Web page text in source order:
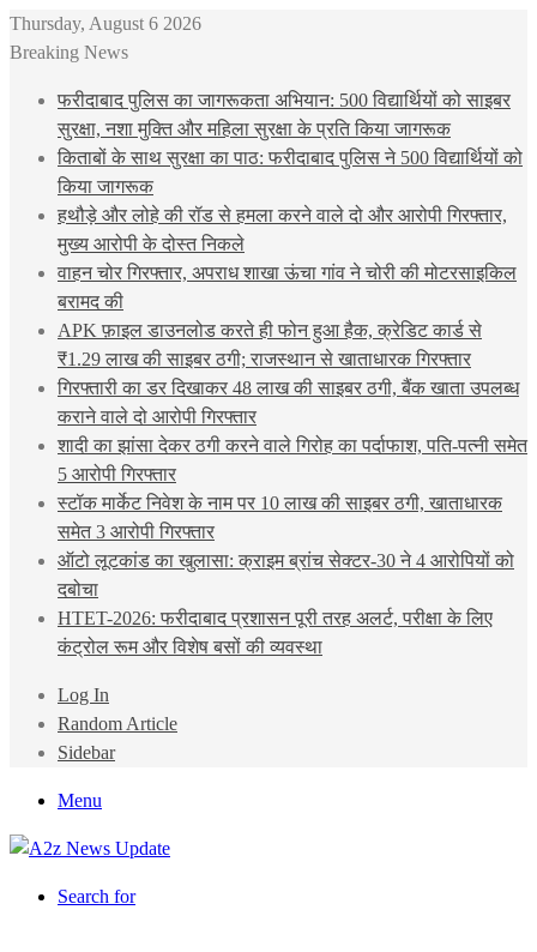
Thursday, August 6 2026
Breaking News
फरीदाबाद पुलिस का जागरूकता अभियान: 500 विद्यार्थियों को साइबर
सुरक्षा, नशा मुक्ति और महिला सुरक्षा के प्रति किया जागरूक
किताबों के साथ सुरक्षा का पाठ: फरीदाबाद पुलिस ने 500 विद्यार्थियों को
किया जागरूक
हथौड़े और लोहे की रॉड से हमला करने वाले दो और आरोपी गिरफ्तार,
मुख्य आरोपी के दोस्त निकले
वाहन चोर गिरफ्तार, अपराध शाखा ऊंचा गांव ने चोरी की मोटरसाइकिल
बरामद की
APK फ़ाइल डाउनलोड करते ही फोन हुआ हैक, क्रेडिट कार्ड से
₹1.29 लाख की साइबर ठगी; राजस्थान से खाताधारक गिरफ्तार
गिरफ्तारी का डर दिखाकर 48 लाख की साइबर ठगी, बैंक खाता उपलब्ध
कराने वाले दो आरोपी गिरफ्तार
शादी का झांसा देकर ठगी करने वाले गिरोह का पर्दाफाश, पति-पत्नी समेत
5 आरोपी गिरफ्तार
स्टॉक मार्केट निवेश के नाम पर 10 लाख की साइबर ठगी, खाताधारक
समेत 3 आरोपी गिरफ्तार
ऑटो लूटकांड का खुलासा: क्राइम ब्रांच सेक्टर-30 ने 4 आरोपियों को
दबोचा
HTET-2026: फरीदाबाद प्रशासन पूरी तरह अलर्ट, परीक्षा के लिए
कंट्रोल रूम और विशेष बसों की व्यवस्था
Log In
Random Article
Sidebar
Menu
Search for